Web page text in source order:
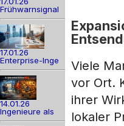
Frühwarnsignal
17.01.26
Enterprise-Inge
14.01.26
Ingenieure als
Viele
vor Ort.
ihrer
lokaler